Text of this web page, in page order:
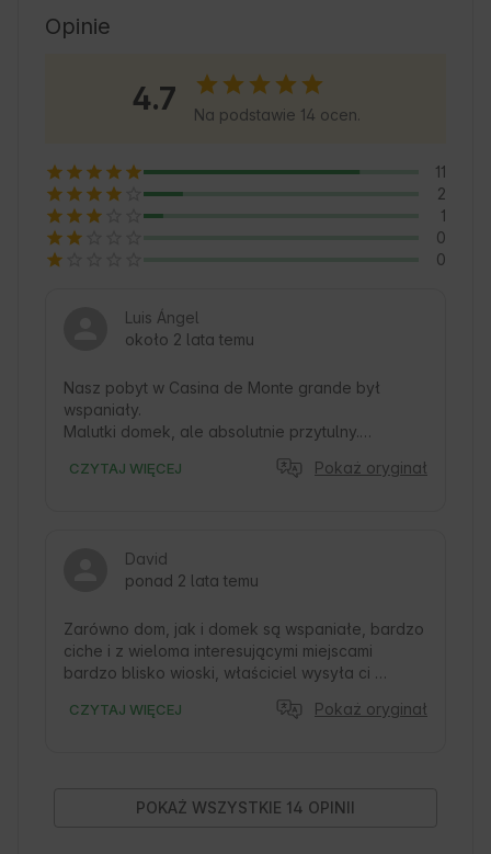
miejscem dla turystyki wiejskiej, ze szlakami i
relaksu. Goście znajdą tu naturalne
schronienie, aby odłączyć się i przeżyć
niezapomniane chwile w autentycznym i
Opinie
4.7 Na podstawie 14 ocen.
11
2
1
0
0
Luis Ángel
około 2 lata temu
Nasz pobyt w Casina de Monte grande był
wspaniały.
Malutki domek, ale absolutnie przytulny.
wspaniałe, aby cieszyć się ciepłem i światłem
Absolutna cisza, przerywana jedynie śpiewem
ptaków o świcie 😊🌄
CZYTAJ WIĘCEJ Pokaż oryginał
David
ponad 2 lata temu
Zarówno dom, jak i domek są wspaniałe, bardzo
ciche i z wieloma interesującymi miejscami
bardzo blisko wioski, właściciel wysyła ci
informacjami, które przynosi, polecam
CZYTAJ WIĘCEJ Pokaż oryginał
POKAŻ WSZYSTKIE 14 OPINII